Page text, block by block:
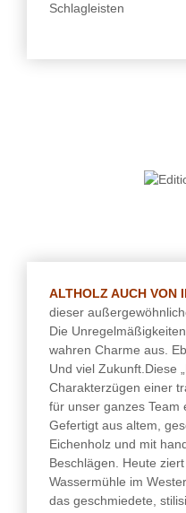
Schlagleisten
ALTHOLZ AUCH VON
dieser
Die
wahren Charme aus.
Und viel Zukunft. Diese
Charakterzügen einer
für unser ganzes Team
Gefertigt aus altem,
Eichenholz und mit
Beschlägen. Heute
Wassermühle im
das geschmiedete,